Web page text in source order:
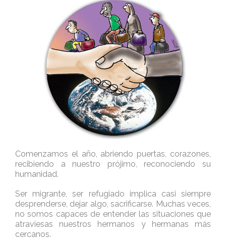
Comenzamos el año, abriendo puertas, corazones,
recibiendo a nuestro prójimo, reconociendo su
humanidad.
Ser migrante, ser refugiado implica casi siempre
desprenderse, dejar algo, sacrificarse. Muchas veces,
no somos capaces de entender las situaciones que
atraviesas nuestros hermanos y hermanas más
cercanos.